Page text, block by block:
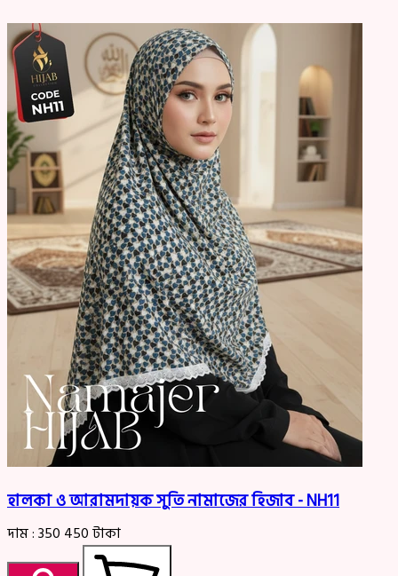
হালকা ও আরামদায়ক সুতি নামাজের হিজাব - NH11
দাম :350 450টাকা